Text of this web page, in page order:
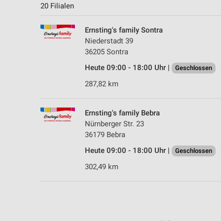
20 Filialen
Ernsting's family Sontra
Niederstadt 39
36205 Sontra
Heute 09:00 - 18:00 Uhr |
Geschlossen
287,82 km
Ernsting's family Bebra
Nürnberger Str. 23
36179 Bebra
Heute 09:00 - 18:00 Uhr |
Geschlossen
302,49 km